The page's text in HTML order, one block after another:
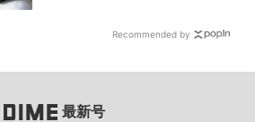
Recommended by
最新号